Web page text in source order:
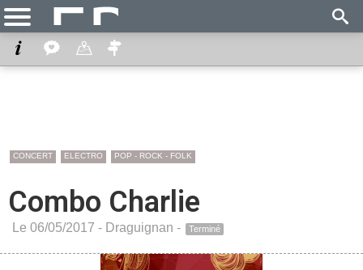
CONCERT ELECTRO POP - ROCK - FOLK
Combo Charlie
Le 06/05/2017 - Draguignan - Terminé